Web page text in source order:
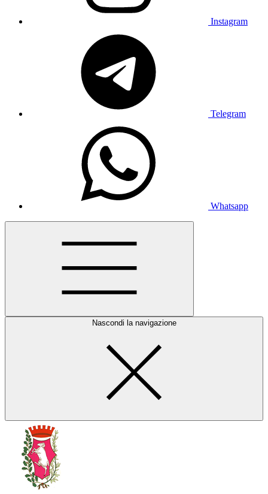
Instagram
Telegram
Whatsapp
Nascondi la navigazione